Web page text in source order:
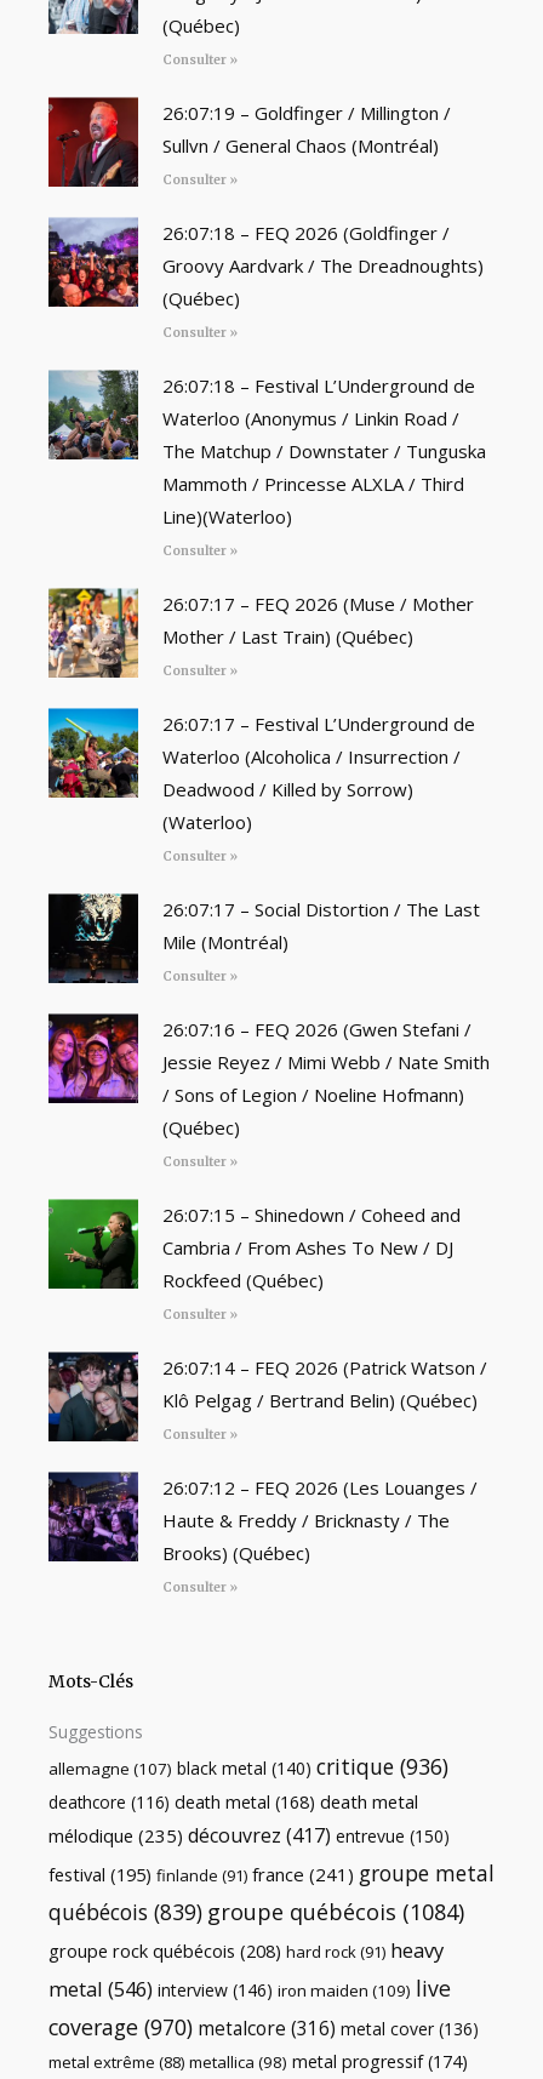
(Québec)
Consulter »
26:07:19 – Goldfinger / Millington /
Sullvn / General Chaos (Montréal)
Consulter »
26:07:18 – FEQ 2026 (Goldfinger /
Groovy Aardvark / The Dreadnoughts)
(Québec)
Consulter »
26:07:18 – Festival L’Underground de
Waterloo (Anonymus / Linkin Road /
The Matchup / Downstater / Tunguska
Mammoth / Princesse ALXLA / Third
Line)(Waterloo)
Consulter »
26:07:17 – FEQ 2026 (Muse / Mother
Mother / Last Train) (Québec)
Consulter »
26:07:17 – Festival L’Underground de
Waterloo (Alcoholica / Insurrection /
Deadwood / Killed by Sorrow)
(Waterloo)
Consulter »
26:07:17 – Social Distortion / The Last
Mile (Montréal)
Consulter »
26:07:16 – FEQ 2026 (Gwen Stefani /
Jessie Reyez / Mimi Webb / Nate Smith
/ Sons of Legion / Noeline Hofmann)
(Québec)
Consulter »
26:07:15 – Shinedown / Coheed and
Cambria / From Ashes To New / DJ
Rockfeed (Québec)
Consulter »
26:07:14 – FEQ 2026 (Patrick Watson /
Klô Pelgag / Bertrand Belin) (Québec)
Consulter »
26:07:12 – FEQ 2026 (Les Louanges /
Haute & Freddy / Bricknasty / The
Brooks) (Québec)
Consulter »
Mots-Clés
Suggestions
allemagne (107) black metal (140) critique (936)
deathcore (116) death metal (168) death metal
mélodique (235) découvrez (417) entrevue (150)
festival (195) finlande (91) france (241) groupe metal
québécois (839) groupe québécois (1084)
groupe rock québécois (208) hard rock(91) heavy
metal (546) interview (146) iron maiden (109) live
coverage (970) metalcore (316) metal cover (136)
metal extrême (88) metallica (98) metal progressif(174)